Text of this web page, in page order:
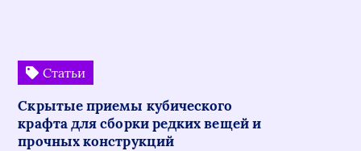
Статьи
Скрытые приемы кубического
крафта для сборки редких вещей и
прочных конструкций